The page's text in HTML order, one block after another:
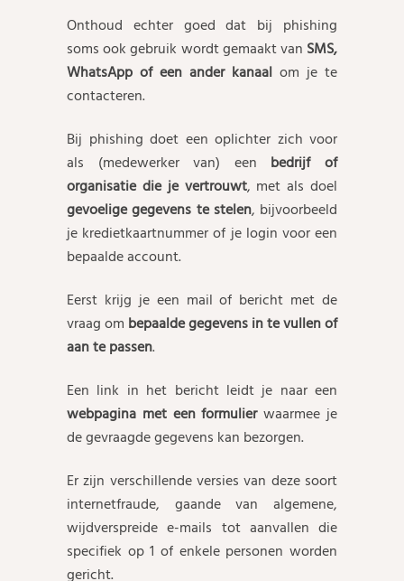
Onthoud echter goed dat bij phishing
soms ook gebruik wordt gemaakt van SMS,
WhatsApp of een ander kanaal om je te
contacteren.
Bij phishing doet een oplichter zich voor
als (medewerker van) een bedrijf of
organisatie die je vertrouwt, met als doel
gevoelige gegevens te stelen, bijvoorbeeld
je kredietkaartnummer of je login voor een
bepaalde account.
Eerst krijg je een mail of bericht met de
vraag om bepaalde gegevens in te vullen of
aan te passen.
Een link in het bericht leidt je naar een
webpagina met een formulierwaarmee je
de gevraagde gegevens kan bezorgen.
Er zijn verschillende versies van deze soort
internetfraude, gaande van algemene,
wijdverspreide e-mails tot aanvallen die
specifiek op 1 of enkele personen worden
gericht.